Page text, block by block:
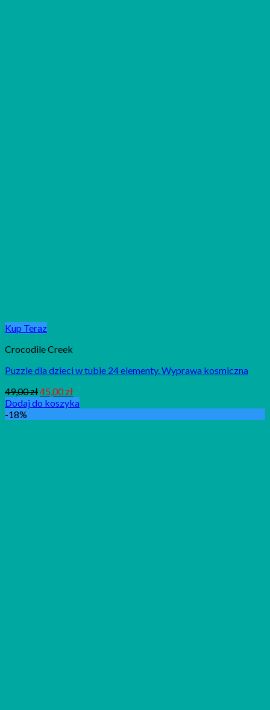
Kup Teraz
Crocodile Creek
Puzzle dla dzieci w tubie 24 elementy. Wyprawa kosmiczna
49,00zł45,00zł
Dodaj do koszyka
-18%